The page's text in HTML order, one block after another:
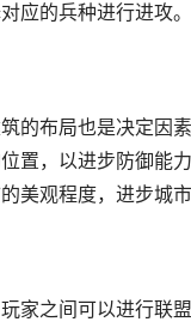
应的兵种进行进攻。
的布局也是决定因
置，以进步防御能
美观程度，进步城市
家之间可以进行联